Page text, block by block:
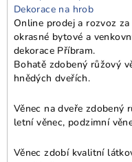
Dekorace na hrob
Online prodej a rozvoz
okrasné bytové a
dekorace Příbram.
Bohatě zdobený růžový
hnědých dveřích.
Věnec na dveře zdobený
letní věnec, podzimní
Věnec zdobí kvalitní